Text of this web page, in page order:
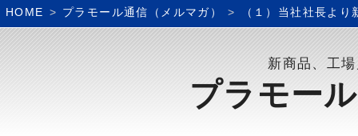
HOME プラモール通信（メルマガ） （１）当社社長よ
新商品、工
プラモー